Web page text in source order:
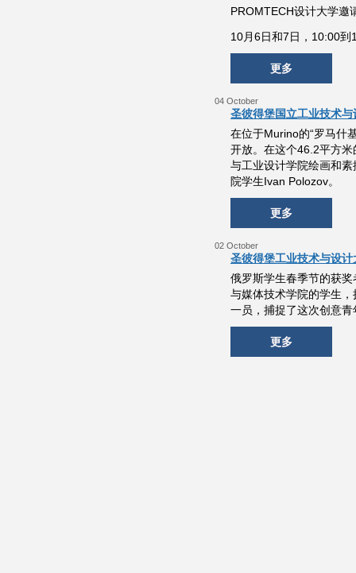
PROMTECH设计大学邀
10月6日和7日，10:00到
更多
04 October
圣彼得堡国立工业技术
在位于Murino的“罗马什
开放。在这个46.2平方
与工业设计学院绘画和
院学生Ivan Polozov。
更多
02 October
圣彼得堡工业技术与设
俄罗斯学生春季节的获
与媒体技术学院的学生
一员，捕捉了这次创意
更多